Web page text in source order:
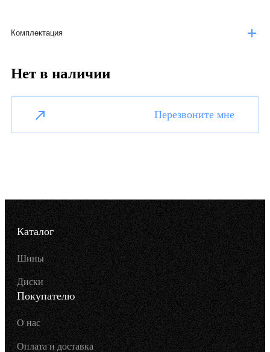
Комплектация
Нет в наличии
Перезвоните мне
Каталог
Шины
Диски
Покупателю
О нас
Оплата и доставка